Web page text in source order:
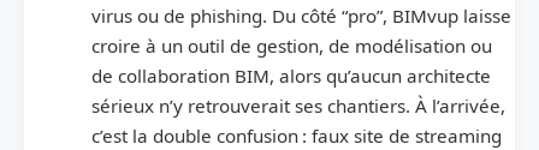
virus ou de phishing. Du côté “pro”, BIMvup laisse
croire à un outil de gestion, de modélisation ou
de collaboration BIM, alors qu’aucun architecte
sérieux n’y retrouverait ses chantiers. À l’arrivée,
c’est la double confusion : faux site de streaming